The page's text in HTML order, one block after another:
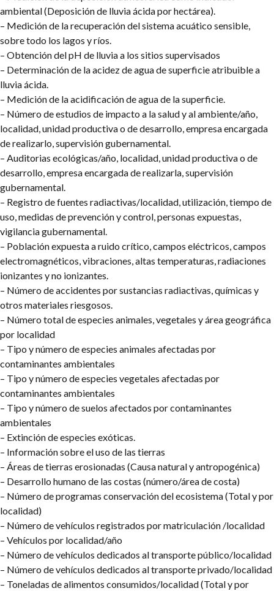
ambiental (Deposición de lluvia ácida por hectárea).
– Medición de la recuperación del sistema acuático sensible,
sobre todo los lagos y ríos.
– Obtención del pH de lluvia a los sitios supervisados
– Determinación de la acidez de agua de superficie atribuible a
lluvia ácida.
– Medición de la acidificación de agua de la superficie.
– Número de estudios de impacto a la salud y al ambiente/año,
localidad, unidad productiva o de desarrollo, empresa encargada
de realizarlo, supervisión gubernamental.
– Auditorias ecológicas/año, localidad, unidad productiva o de
desarrollo, empresa encargada de realizarla, supervisión
gubernamental.
– Registro de fuentes radiactivas/localidad, utilización, tiempo de
uso, medidas de prevención y control, personas expuestas,
vigilancia gubernamental.
– Población expuesta a ruido crítico, campos eléctricos, campos
electromagnéticos, vibraciones, altas temperaturas, radiaciones
ionizantes y no ionizantes.
– Número de accidentes por sustancias radiactivas, químicas y
otros materiales riesgosos.
– Número total de especies animales, vegetales y área geográfica
por localidad
– Tipo y número de especies animales afectadas por
contaminantes ambientales
– Tipo y número de especies vegetales afectadas por
contaminantes ambientales
– Tipo y número de suelos afectados por contaminantes
ambientales
– Extinción de especies exóticas.
– Información sobre el uso de las tierras
– Áreas de tierras erosionadas (Causa natural y antropogénica)
– Desarrollo humano de las costas (número/área de costa)
– Número de programas conservación del ecosistema (Total y por
localidad)
– Número de vehículos registrados por matriculación /localidad
– Vehículos por localidad/año
– Número de vehículos dedicados al transporte público/localidad
– Número de vehículos dedicados al transporte privado/localidad
– Toneladas de alimentos consumidos/localidad (Total y por